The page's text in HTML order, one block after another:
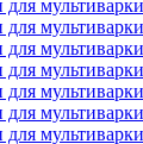
для
для
для
для
для
для
для